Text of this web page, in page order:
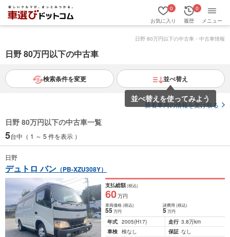
お気に入り
0
履歴
0
メニュー
日野 80万円以下の中古車・中古車情報
日野 80万円以下の中古車
検索条件を変更 並べ替え
並べ替えを使ってみよう
新着車両の情報を受け取る
日野 80万円以下の中古車一覧
5台中（ 1 ～ 5 件を表示 ）
日野
デュトロ バン （PB-XZU308Y）
支払総額(税込)
60万円
車両価格(税込)
55万円
諸費用 (税込)
5 万円
年式 2005(H17) 走行 3.8万km
車検 検なし 保証 なし